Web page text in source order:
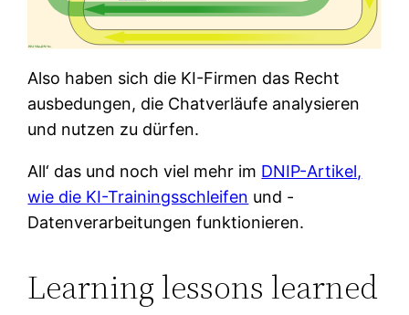
Also haben sich die KI-Firmen das Recht
ausbedungen, die Chatverläufe analysieren
und nutzen zu dürfen.
All‘ das und noch viel mehr im DNIP-Artikel,
wie die KI-Trainingsschleifen und -
Datenverarbeitungen funktionieren.
Learning lessons learned